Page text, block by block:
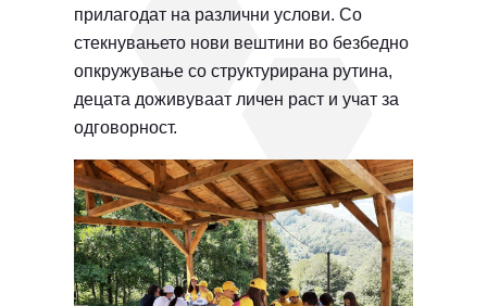
прилагодат на различни услови. Со
стекнувањето нови вештини во безбедно
опкружување со структурирана рутина,
децата доживуваат личен раст и учат за
одговорност.